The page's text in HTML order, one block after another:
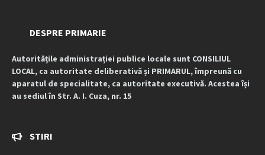
DESPRE PRIMARIE
Autoritățile administrației publice locale sunt CONSILIUL
LOCAL, ca autoritate deliberativă și PRIMARUL, împreună cu
aparatul de specialitate, ca autoritate executivă. Acestea își
au sediul în Str. A. I. Cuza, nr. 15
STIRI